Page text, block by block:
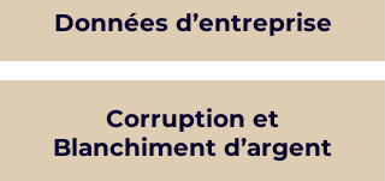
Données d’entreprise
Corruption et
Blanchiment d’argent